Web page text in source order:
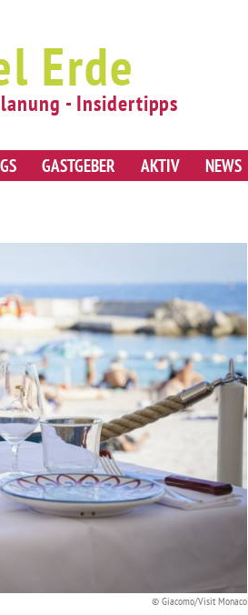
Erde
- Insidertipps
GASTGEBER AKTIV NEWS
© Giacomo/Visit Monaco